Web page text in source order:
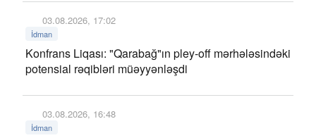
03.08.2026, 17:02
İdman
Konfrans Liqası: "Qarabağ"ın pley-off mərhələsindəki
potensial rəqibləri müəyyənləşdi
03.08.2026, 16:48
İdman